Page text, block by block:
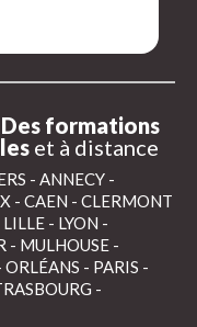
Des formations
et à distance
- ANNECY -
- CAEN - CLERMONT
LILLE - LYON -
- MULHOUSE -
ORLÉANS - PARIS -
-